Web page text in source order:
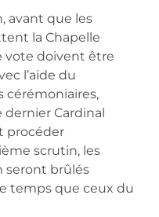
avant que les
la Chapelle
vote doivent être
l’aide du
cérémoniaires,
Cardinal
procéder
scrutin, les
seront brûlés
temps que ceux du